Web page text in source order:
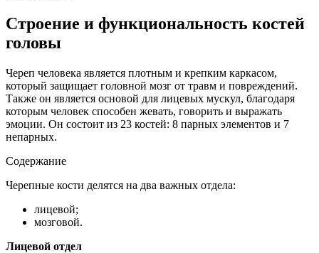
Строение и функциональность костей
головы
Череп человека является плотным и крепким каркасом,
который защищает головной мозг от травм и повреждений.
Также он является основой для лицевых мускул, благодаря
которым человек способен жевать, говорить и выражать
эмоции. Он состоит из 23 костей: 8 парных элементов и 7
непарных.
Содержание
Черепные кости делятся на два важных отдела:
лицевой;
мозговой.
Лицевой отдел